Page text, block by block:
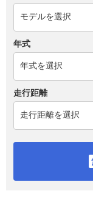
年式
走行距離